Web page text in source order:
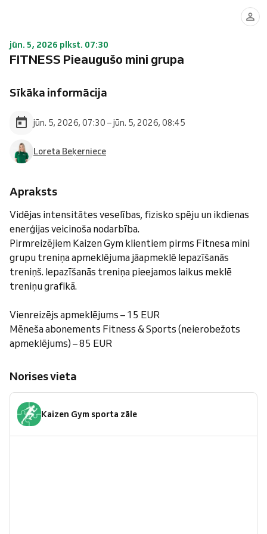
jūn. 5, 2026 plkst. 07:30
FITNESS Pieaugušo mini grupa
Sīkāka informācija
jūn. 5, 2026, 07:30 – jūn. 5, 2026, 08:45
Loreta Beķerniece
Apraksts
Vidējas intensitātes veselības, fizisko spēju un ikdienas
enerģijas veicinoša nodarbība.
Pirmreizējiem Kaizen Gym klientiem pirms Fitnesa mini
grupu treniņa apmeklējuma jāapmeklē Iepazīšanās
treniņš. Iepazīšanās treniņa pieejamos laikus meklē
treniņu grafikā.
Vienreizējs apmeklējums – 15 EUR
Mēneša abonements Fitness & Sports (neierobežots
apmeklējums) – 85 EUR
Norises vieta
Kaizen Gym sporta zāle